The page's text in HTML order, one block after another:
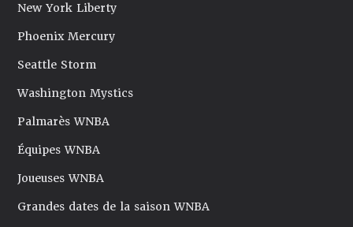
New York Liberty
Phoenix Mercury
Seattle Storm
Washington Mystics
Palmarès WNBA
Équipes WNBA
Joueuses WNBA
Grandes dates de la saison WNBA